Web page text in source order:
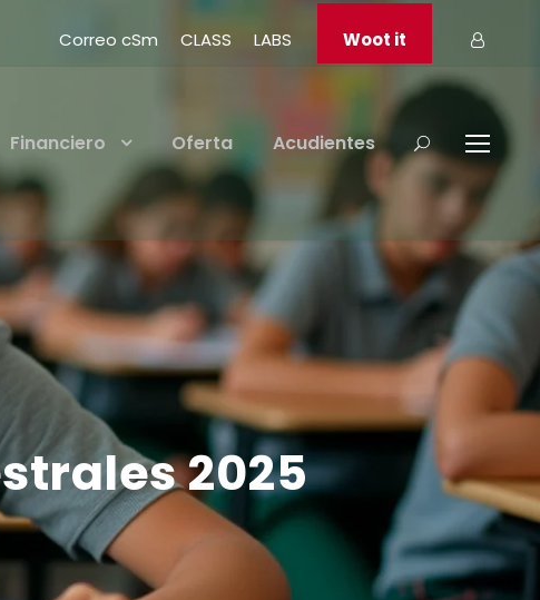
Correo cSm CLASS LABS Woot it
Financiero Oferta Acudientes
2025